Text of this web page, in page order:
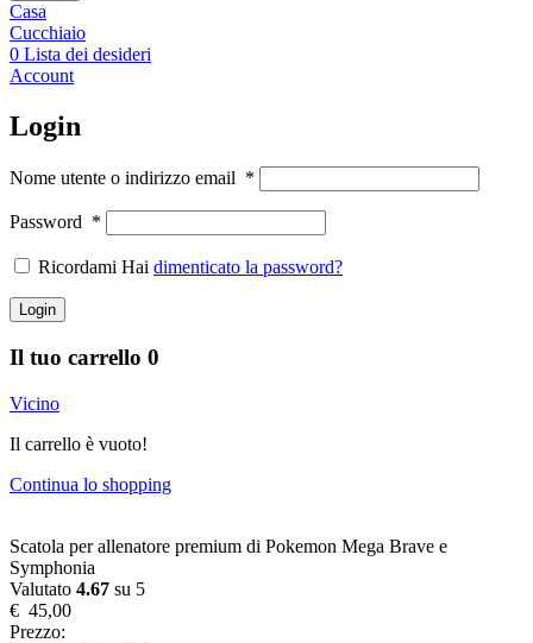
Casa
Cucchiaio
0 Lista dei desideri
Account
Login
Nome utente o indirizzo email *
Password *
Ricordami Hai dimenticato la password?
Login
Il tuo carrello 0
Vicino
Il carrello è vuoto!
Continua lo shopping
Scatola per allenatore premium di Pokemon Mega Brave e
Symphonia
Valutato 4.67 su 5
€ 45,00
Prezzo: